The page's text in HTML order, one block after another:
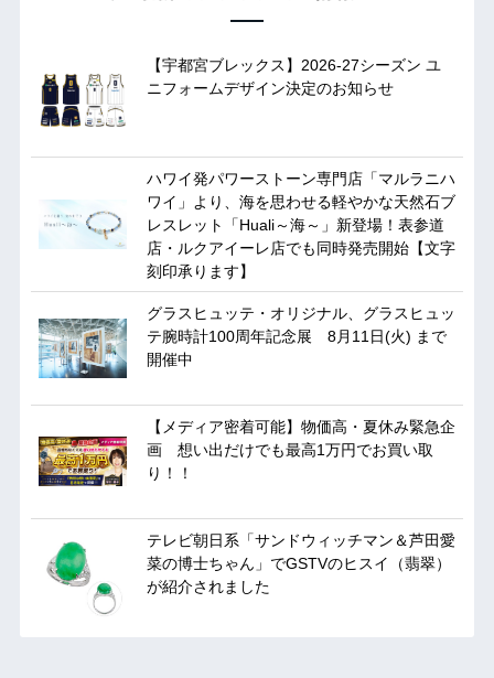
【宇都宮ブレックス】2026-27シーズン ユ
ニフォームデザイン決定のお知らせ
ハワイ発パワーストーン専門店「マルラニハ
ワイ」より、海を思わせる軽やかな天然石ブ
レスレット「Huali～海～」新登場！表参道
店・ルクアイーレ店でも同時発売開始【文字
刻印承ります】
グラスヒュッテ・オリジナル、グラスヒュッ
テ腕時計100周年記念展 8月11日(火) まで
開催中
【メディア密着可能】物価高・夏休み緊急企
画 想い出だけでも最高1万円でお買い取
り！！
テレビ朝日系「サンドウィッチマン＆芦田愛
菜の博士ちゃん」でGSTVのヒスイ（翡翠）
が紹介されました